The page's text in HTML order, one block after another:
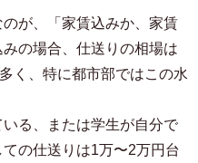
が、「家賃込みか、家賃
の場合、仕送りの相場は
く、特に都市部ではこの水
る、または学生が自分で
の仕送りは1万〜2万円台